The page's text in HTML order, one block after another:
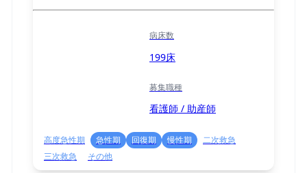
病床数
199床
募集職種
看護師 / 助産師
高度急性期 急性期 回復期 慢性期
二次救急
三次救急
その他